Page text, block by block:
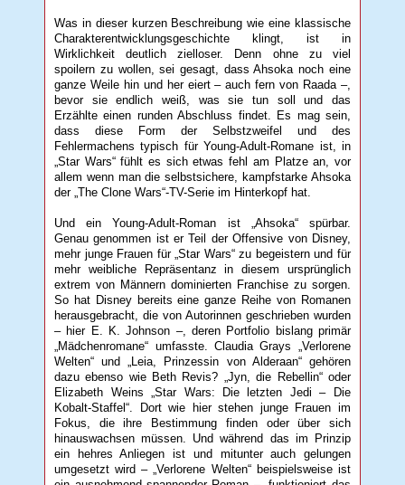
Was in dieser kurzen Beschreibung wie eine klassische
Charakterentwicklungsgeschichte klingt, ist in
Wirklichkeit deutlich zielloser. Denn ohne zu viel
spoilern zu wollen, sei gesagt, dass Ahsoka noch eine
ganze Weile hin und her eiert – auch fern von Raada –,
bevor sie endlich weiß, was sie tun soll und das
Erzählte einen runden Abschluss findet. Es mag sein,
dass diese Form der Selbstzweifel und des
Fehlermachens typisch für Young-Adult-Romane ist, in
„Star Wars“ fühlt es sich etwas fehl am Platze an, vor
allem wenn man die selbstsichere, kampfstarke Ahsoka
der „The Clone Wars“-TV-Serie im Hinterkopf hat.
Und ein Young-Adult-Roman ist „Ahsoka“ spürbar.
Genau genommen ist er Teil der Offensive von Disney,
mehr junge Frauen für „Star Wars“ zu begeistern und für
mehr weibliche Repräsentanz in diesem ursprünglich
extrem von Männern dominierten Franchise zu sorgen.
So hat Disney bereits eine ganze Reihe von Romanen
herausgebracht, die von Autorinnen geschrieben wurden
– hier E. K. Johnson –, deren Portfolio bislang primär
„Mädchenromane“ umfasste. Claudia Grays „Verlorene
Welten“ und „Leia, Prinzessin von Alderaan“ gehören
dazu ebenso wie Beth Revis? „Jyn, die Rebellin“ oder
Elizabeth Weins „Star Wars: Die letzten Jedi – Die
Kobalt-Staffel“. Dort wie hier stehen junge Frauen im
Fokus, die ihre Bestimmung finden oder über sich
hinauswachsen müssen. Und während das im Prinzip
ein hehres Anliegen ist und mitunter auch gelungen
umgesetzt wird – „Verlorene Welten“ beispielsweise ist